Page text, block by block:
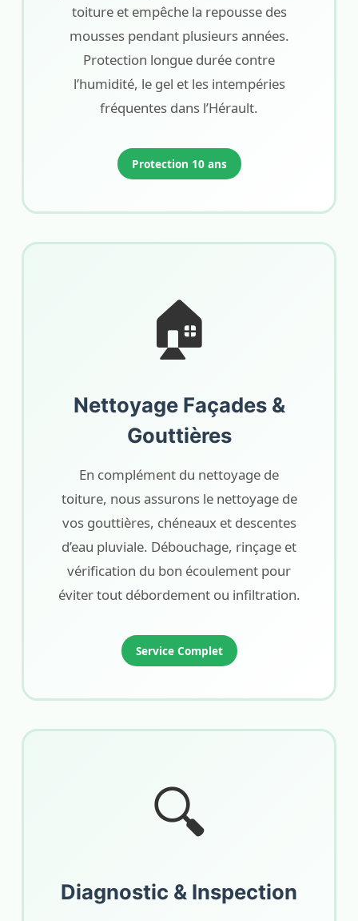
toiture et empêche la repousse des
mousses pendant plusieurs années.
Protection longue durée contre
l’humidité, le gel et les intempéries
fréquentes dans l’Hérault.
Protection 10 ans
🏠
Nettoyage Façades &
Gouttières
En complément du nettoyage de
toiture, nous assurons le nettoyage de
vos gouttières, chéneaux et descentes
d’eau pluviale. Débouchage, rinçage et
vérification du bon écoulement pour
éviter tout débordement ou infiltration.
Service Complet
🔍
Diagnostic & Inspection